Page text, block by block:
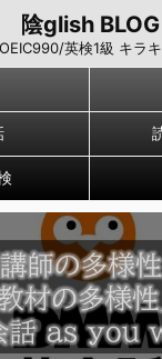
陰glish BLOG
英検1級 キラ